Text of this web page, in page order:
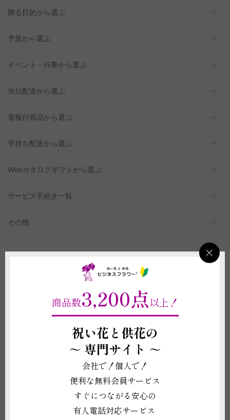
贈る目的から選ぶ
予算から選ぶ
イベント・行事から選ぶ
当日配送から選ぶ
電報付商品から選ぶ
手持ち配送から選ぶ
Webカタログギフトから選ぶ
サービス手続き一覧
その他
後払い・締め払いOK（法人会員様）
商品数3,200点以上！
祝い花と供花の
～ 専門サイト ～
会社で！個人で！
便利な無料会員サービス
すぐにつながる安心の
有人電話対応サービス